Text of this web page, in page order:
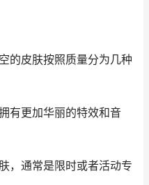
的皮肤按照质量分为几种
有更加华丽的特效和音
，通常是限时或者活动专